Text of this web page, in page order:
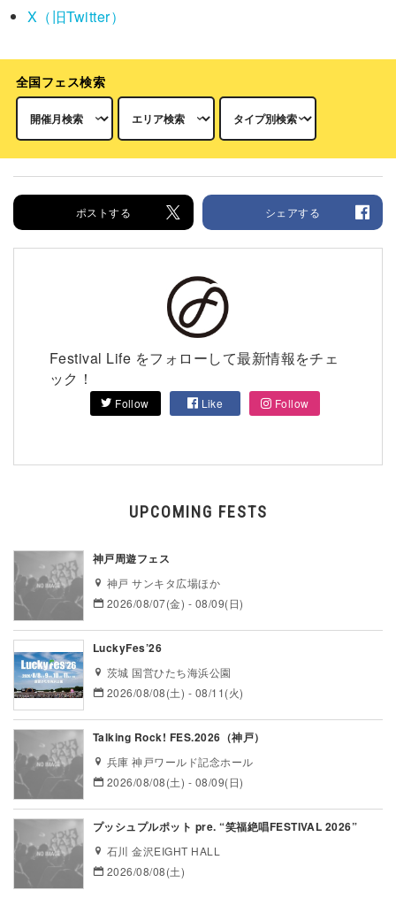
X（旧Twitter）
全国フェス検索
ポストする シェアする
Festival Life をフォローして最新情報をチェ
ック！
Follow Like Follow
UPCOMING FESTS
神戸周遊フェス
神戸 サンキタ広場ほか
2026/08/07(金) - 08/09(日)
LuckyFes’26
茨城 国営ひたち海浜公園
2026/08/08(土) - 08/11(火)
Talking Rock! FES.2026（神戸）
兵庫 神戸ワールド記念ホール
2026/08/08(土) - 08/09(日)
プッシュプルポット pre. “笑福絶唱FESTIVAL 2026”
石川 金沢EIGHT HALL
2026/08/08(土)